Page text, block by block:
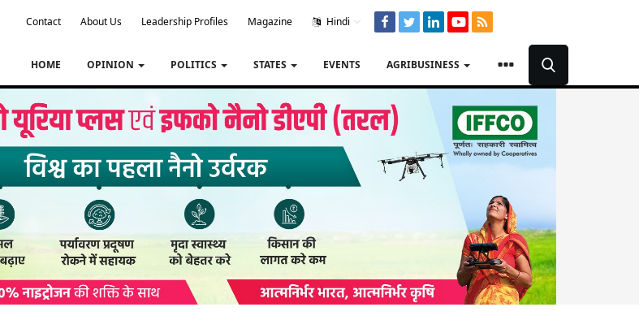
Contact About Us Leadership Profiles Magazine Hindi
HOME OPINION POLITICS STATES EVENTS AGRIBUSINESS